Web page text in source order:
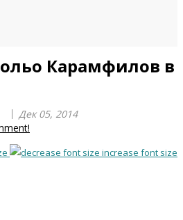
Карамфилов в
Дек 05, 2014
increase font size